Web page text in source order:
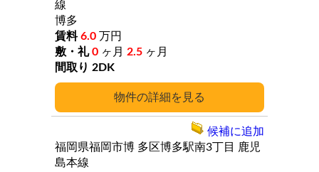
詳細
線
博多
6.0 万円
0 ヶ月 2.5 ヶ月
2DK
福岡県福岡市博 多区博多駅南3丁目
鹿児
島本線
候補に追加